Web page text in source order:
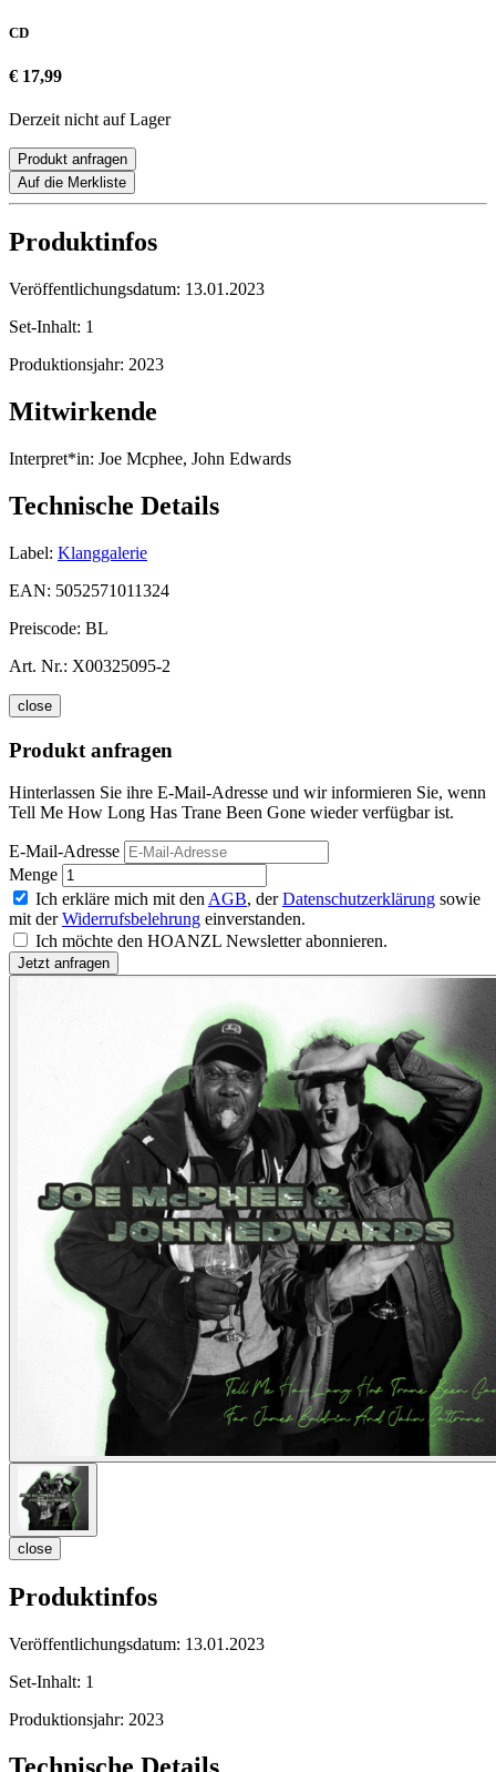
CD
€ 17,99
Derzeit nicht auf Lager
Produkt anfragen
Auf die Merkliste
Produktinfos
Veröffentlichungsdatum: 13.01.2023
Set-Inhalt: 1
Produktionsjahr: 2023
Mitwirkende
Interpret*in: Joe Mcphee, John Edwards
Technische Details
Label: Klanggalerie
EAN: 5052571011324
Preiscode: BL
Art. Nr.: X00325095-2
close
Produkt anfragen
Hinterlassen Sie ihre E-Mail-Adresse und wir informieren Sie, wenn
Tell Me How Long Has Trane Been Gone wieder verfügbar ist.
E-Mail-Adresse
Menge
Ich erkläre mich mit den AGB, derDatenschutzerklärung sowie
mit derWiderrufsbelehrung einverstanden.
Ich möchte den HOANZL Newsletter abonnieren.
close
Produktinfos
Veröffentlichungsdatum: 13.01.2023
Set-Inhalt: 1
Produktionsjahr: 2023